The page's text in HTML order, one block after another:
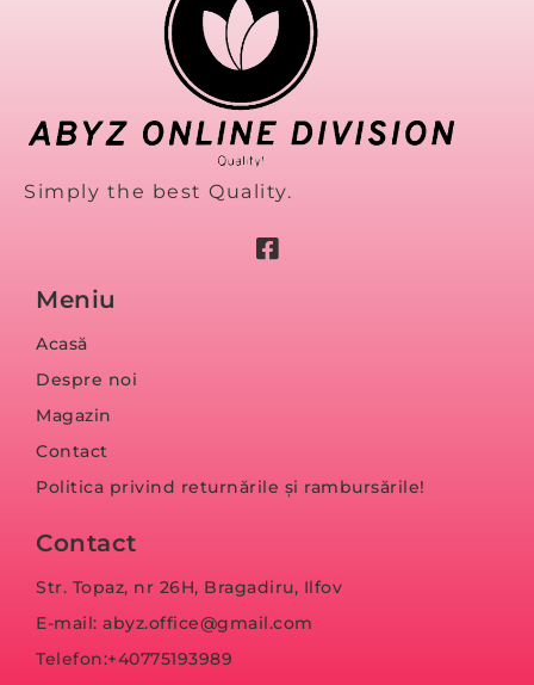
Simply the best Quality.
Meniu
Acasă
Despre noi
Magazin
Contact
Politica privind returnările și rambursările!
Contact
Str. Topaz, nr 26H, Bragadiru, Ilfov
E-mail: abyz.office@gmail.com
Telefon:+40775193989